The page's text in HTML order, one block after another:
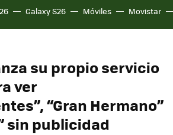
Galaxy S26 Móviles Movistar
su propio servicio
ver
“Gran Hermano”
sin publicidad